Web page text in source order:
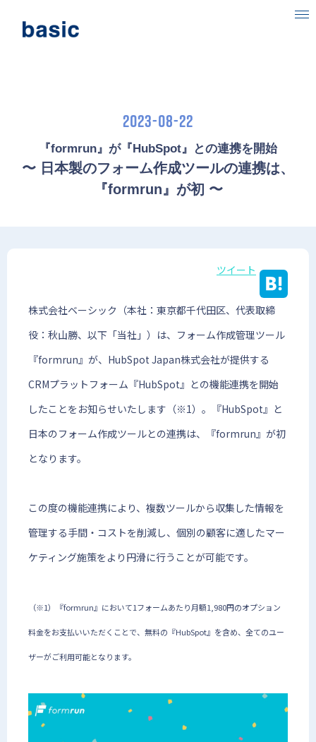
目指す社会
ニュース
IR情報
2023-08-22
『formrun』が『HubSpot』との連携を開始
〜 日本製のフォーム作成ツールの連携は、
『formrun』が初 〜
ツイート
株式会社ベーシック（本社：東京都千代田区、代表取締
役：秋山勝、以下「当社」）は、フォーム作成管理ツール
『formrun』が、HubSpot Japan株式会社が提供する
CRMプラットフォーム『HubSpot』との機能連携を開始
したことをお知らせいたします（※1）。『HubSpot』と
日本のフォーム作成ツールとの連携は、『formrun』が初
となります。
この度の機能連携により、複数ツールから収集した情報を
管理する手間・コストを削減し、個別の顧客に適したマー
ケティング施策をより円滑に行うことが可能です。
（※1）『formrun』において1フォームあたり月額1,980円のオプション
料金をお支払いいただくことで、無料の『HubSpot』を含め、全てのユー
ザーがご利用可能となります。